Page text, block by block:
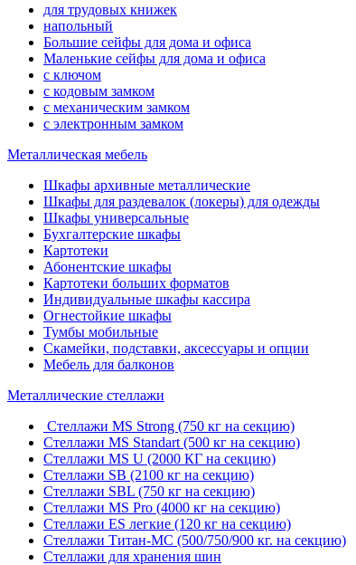
для трудовых книжек
напольный
Большие сейфы для дома и офиса
Маленькие сейфы для дома и офиса
с ключом
с кодовым замком
с механическим замком
с электронным замком
Металлическая мебель
Шкафы архивные металлические
Шкафы для раздевалок (локеры) для одежды
Шкафы универсальные
Бухгалтерские шкафы
Картотеки
Абонентские шкафы
Картотеки больших форматов
Индивидуальные шкафы кассира
Огнестойкие шкафы
Тумбы мобильные
Скамейки, подставки, аксессуары и опции
Мебель для балконов
Металлические стеллажи
Стеллажи MS Strong (750 кг на секцию)
Стеллажи MS Standart (500 кг на секцию)
Стеллажи MS U (2000 КГ на секцию)
Стеллажи SB (2100 кг на секцию)
Стеллажи SBL (750 кг на секцию)
Стеллажи MS Pro (4000 кг на секцию)
Стеллажи ES легкие (120 кг на секцию)
Стеллажи Титан-МС (500/750/900 кг. на секцию)
Стеллажи для хранения шин